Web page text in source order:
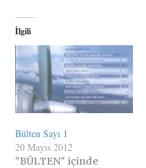
İlgili
Bülten Sayı 1
20 Mayıs 2012
"BÜLTEN" içinde